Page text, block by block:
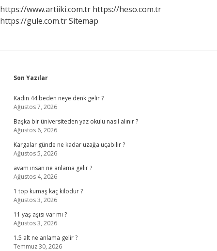
https://www.artiiki.com.tr https://heso.com.tr
https://gule.com.trSitemap
Sidebar
Son Yazılar
Kadın 44 beden neye denk gelir ?
Ağustos 7, 2026
Başka bir üniversiteden yaz okulu nasıl alınır ?
Ağustos 6, 2026
Kargalar günde ne kadar uzağa uçabilir ?
Ağustos 5, 2026
avam insan ne anlama gelir ?
Ağustos 4, 2026
1 top kumaş kaç kilodur ?
Ağustos 3, 2026
11 yaş aşısı var mı ?
Ağustos 3, 2026
1.5 alt ne anlama gelir ?
Temmuz 30, 2026